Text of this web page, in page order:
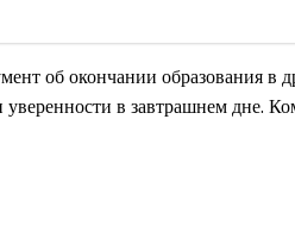
об окончании образования в
в завтрашнем дне.